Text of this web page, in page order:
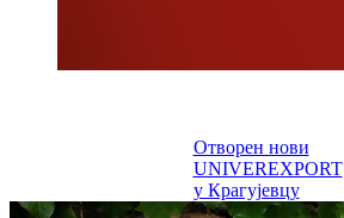
Отворен нови
UNIVEREXPORT
у Крагујевцу